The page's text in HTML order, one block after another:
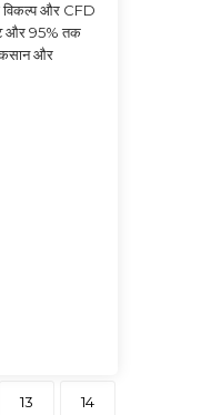
विकल्प और CFD
और 95% तक
और
13 14